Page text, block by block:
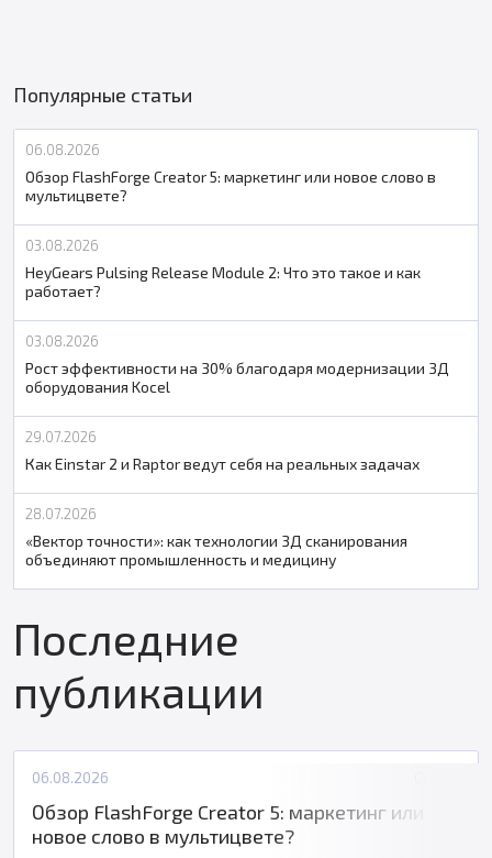
Популярные статьи
06.08.2026
Обзор FlashForge Creator 5: маркетинг или новое слово в
мультицвете?
03.08.2026
HeyGears Pulsing Release Module 2: Что это такое и как
работает?
03.08.2026
Рост эффективности на 30% благодаря модернизации 3Д
оборудования Kocel
29.07.2026
Как Einstar 2 и Raptor ведут себя на реальных задачах
28.07.2026
«Вектор точности»: как технологии 3Д сканирования
объединяют промышленность и медицину
Последние
публикации
06.08.2026
Обзор FlashForge Creator 5: маркетинг или
новое слово в мультицвете?